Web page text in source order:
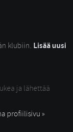
klubiin. Lisää uusi
ja lähettää
profiilisivu »